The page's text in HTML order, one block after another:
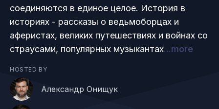
соединяются в единое целое. История в
историях - рассказы о ведьмоборцах и
аферистах, великих путешествиях и войнах со
страусами, популярных музыкантах...more
HOSTED BY
Александр Онищук